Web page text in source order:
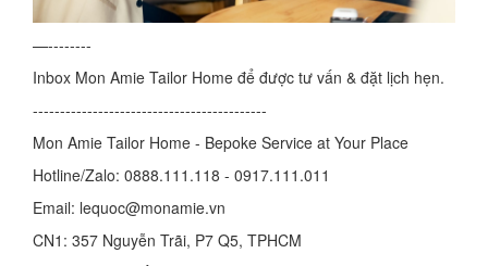
—--------
Inbox Mon Amie Tailor Home để được tư vấn & đặt lịch hẹn.
-------------------------------------------
Mon Amie Tailor Home - Bepoke Service at Your Place
Hotline/Zalo: 0888.111.118 - 0917.111.011
Email: lequoc@monamie.vn
CN1: 357 Nguyễn Trãi, P7 Q5, TPHCM